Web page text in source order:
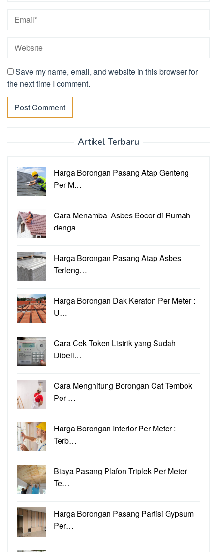
Save my name, email, and website in this browser for
the next time I comment.
Artikel Terbaru
Harga Borongan Pasang Atap Genteng
Per M…
Cara Menambal Asbes Bocor di Rumah
denga…
Harga Borongan Pasang Atap Asbes
Terleng…
Harga Borongan Dak Keraton Per Meter :
U…
Cara Cek Token Listrik yang Sudah
Dibeli…
Cara Menghitung Borongan Cat Tembok
Per …
Harga Borongan Interior Per Meter :
Terb…
Biaya Pasang Plafon Triplek Per Meter
Te…
Harga Borongan Pasang Partisi Gypsum
Per…